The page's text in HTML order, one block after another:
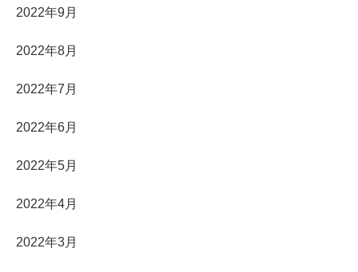
2022年9月
2022年8月
2022年7月
2022年6月
2022年5月
2022年4月
2022年3月